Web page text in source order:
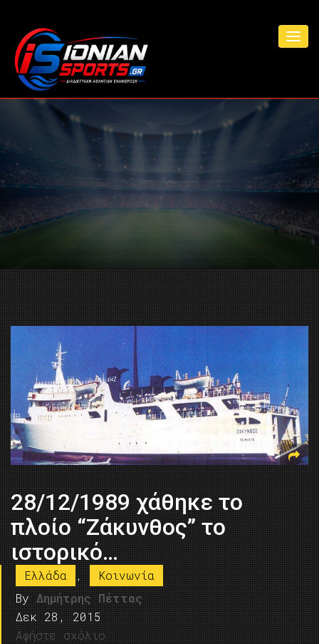
28/12/1989 χάθηκε το
πλοίο “Ζάκυνθος” το
ιστορικό…
Ελλάδα ,
Κοινωνία
By Δημήτρης Πέττας
Δεκ 28, 2015
Αφήστε σχόλιο